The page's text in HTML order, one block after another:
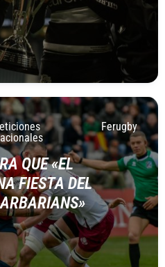
Ferugby
QUE «EL
FIESTA DEL